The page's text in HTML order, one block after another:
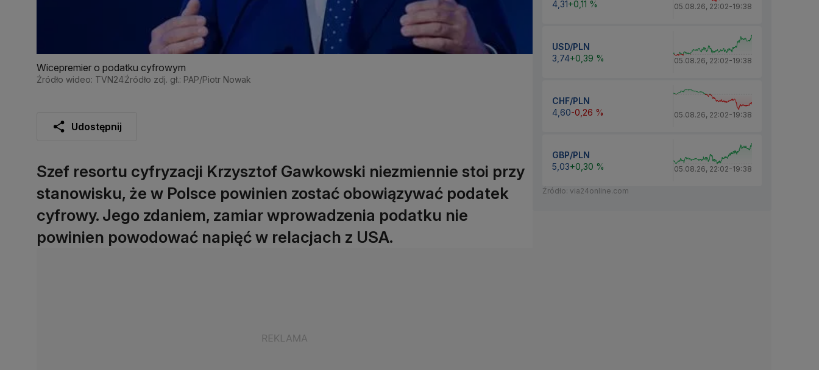
Wicepremier o podatku cyfrowym
Źródło wideo: TVN24Źródło zdj. gł.: PAP/Piotr Nowak
Udostępnij
Szef resortu cyfryzacji Krzysztof Gawkowski niezmiennie stoi przy
stanowisku, że w Polsce powinien zostać obowiązywać podatek
cyfrowy. Jego zdaniem, zamiar wprowadzenia podatku nie
powinien powodować napięć w relacjach z USA.
4,31+0,11 % 05.08.26, 22:02-19:38
USD/PLN
3,74+0,39 % 05.08.26, 22:02-19:38
CHF/PLN
4,60-0,26 % 05.08.26, 22:02-19:38
GBP/PLN
5,03+0,30 % 05.08.26, 22:02-19:38
Źródło: via24online.com